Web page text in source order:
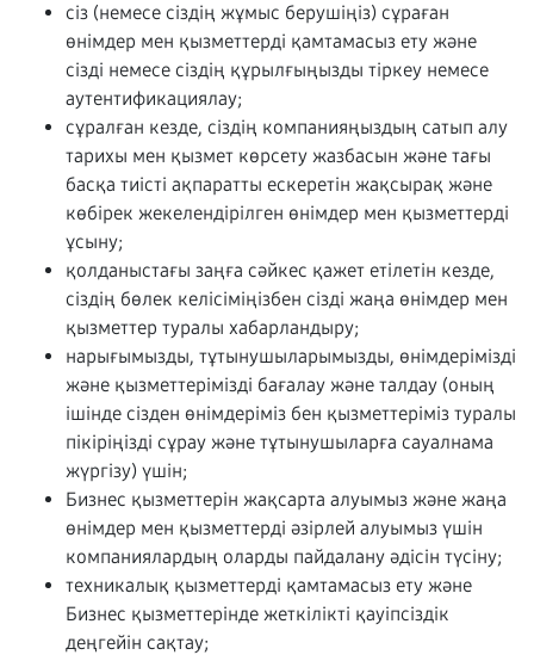
сіз (немесе сіздің жұмыс берушіңіз) сұраған
өнімдер мен қызметтерді қамтамасыз ету және
сізді немесе сіздің құрылғыңызды тіркеу немесе
аутентификациялау;
сұралған кезде, сіздің компанияңыздың сатып алу
тарихы мен қызмет көрсету жазбасын және тағы
басқа тиісті ақпаратты ескеретін жақсырақ және
көбірек жекелендірілген өнімдер мен қызметтерді
ұсыну;
қолданыстағы заңға сәйкес қажет етілетін кезде,
сіздің бөлек келісіміңізбен сізді жаңа өнімдер мен
қызметтер туралы хабарландыру;
нарығымызды, тұтынушыларымызды, өнімдерімізді
және қызметтерімізді бағалау және талдау (оның
ішінде сізден өнімдеріміз бен қызметтеріміз туралы
пікіріңізді сұрау және тұтынушыларға сауалнама
жүргізу) үшін;
Бизнес қызметтерін жақсарта алуымыз және жаңа
өнімдер мен қызметтерді әзірлей алуымыз үшін
компаниялардың оларды пайдалану әдісін түсіну;
техникалық қызметтерді қамтамасыз ету және
Бизнес қызметтерінде жеткілікті қауіпсіздік
деңгейін сақтау;